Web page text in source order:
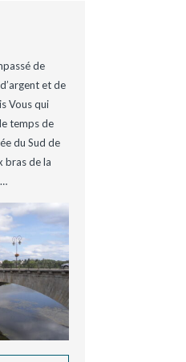
de
et de
Vous qui
temps de
du Sud de
bras de la
…